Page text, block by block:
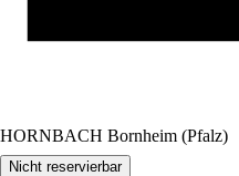
HORNBACH Bornheim (Pfalz)
Nicht reservierbar